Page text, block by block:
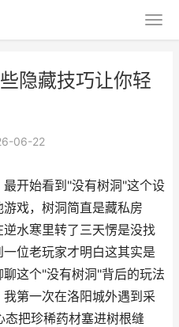
隐藏技巧让你轻
06-22
开始看到"没有树洞"这个设
戏，树洞简直是藏私房
水寒里转了三天愣是没找
位老玩家才明白这其实是
这个"没有树洞"背后的玩法
第一次在洛阳城外遇到采
把珍稀药材塞进树根缝